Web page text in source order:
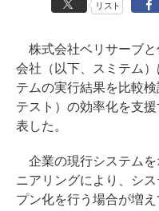
リスト
株式会社ベリサーブと
会社（以下、スミテム
テムの実行結果を比較
テスト）の効率化を支
表した。
企業の現行システムを
ニアリングにより、シ
プン化を行う場合が増